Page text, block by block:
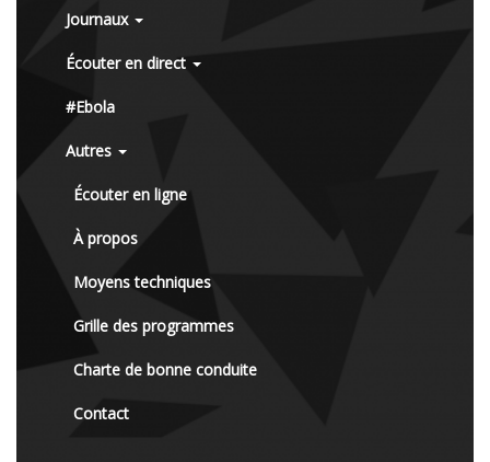
Journaux
Écouter en direct
#Ebola
Autres
Écouter en ligne
À propos
Moyens techniques
Grille des programmes
Charte de bonne conduite
Contact